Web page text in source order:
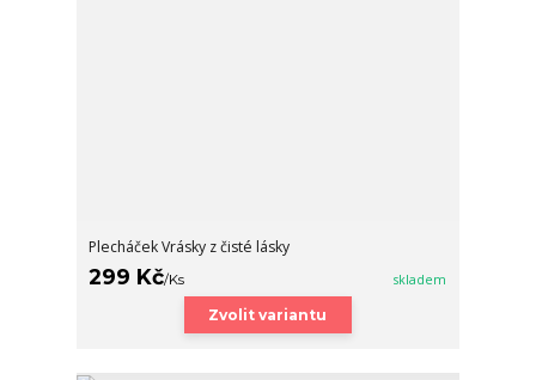
Plecháček Vrásky z čisté lásky
299 Kč/Ks skladem
Zvolit variantu